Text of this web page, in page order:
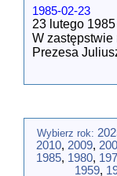
ciszy kolegów,
odeszli na
wachtę:
Zulaufa,
Godka i
wieloletni
Techniczny
Kacper
1985-02-23
23 lutego
W zastępstwie
Prezesa
Wręczono
Świercz i
Dyskutowano
budowy
Ostrowca),
Wybierz rok:
2010, 2009,
1985, 1980,
1959,